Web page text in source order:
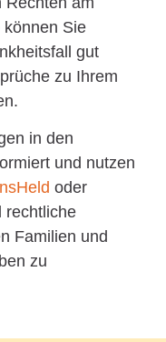
Sie
gut
zu Ihrem
in den
und nutzen
oder
rechtliche
Familien und
zu